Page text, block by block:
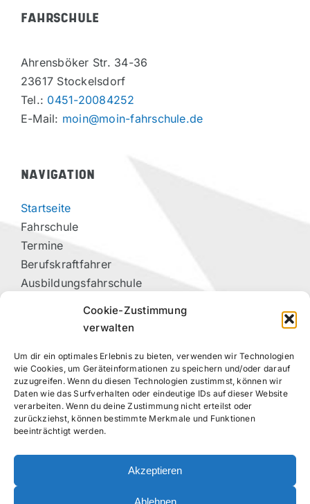
Cookie-Zustimmung
verwalten
Um dir ein optimales Erlebnis zu bieten, verwenden wir Technologien
wie Cookies, um Geräteinformationen zu speichern und/oder darauf
zuzugreifen. Wenn du diesen Technologien zustimmst, können wir
Daten wie das Surfverhalten oder eindeutige IDs auf dieser Website
verarbeiten. Wenn du deine Zustimmung nicht erteilst oder
zurückziehst, können bestimmte Merkmale und Funktionen
beeinträchtigt werden.
Akzeptieren
Ablehnen
FAHRSCHULE
Ahrensböker Str. 34-36
23617 Stockelsdorf
Tel.: 0451-20084252
E-Mail: moin@moin-fahrschule.de
NAVIGATION
Startseite
Fahrschule
Termine
Berufskraftfahrer
Ausbildungsfahrschule
RECHTLICHES
Datenschutzerklärung
Impressum
Cookie-Richtlinie (EU)